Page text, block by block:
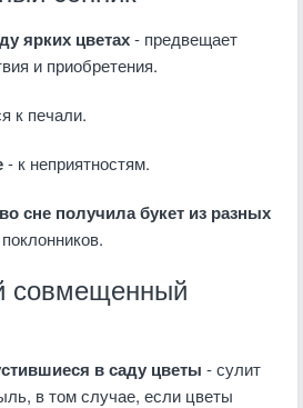
ярких цветах- предвещает
и приобретения.
к печали.
- к неприятностям.
сне получила букет из разных
совмещенный
в саду цветы - сулит
в том случае, если цветы